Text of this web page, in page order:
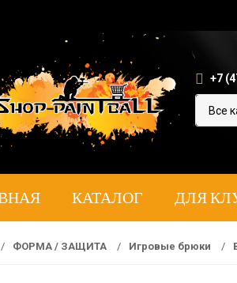
+7
КАТАЛОГ ДЛЯ
/ ФОРМА / ЗАЩИТА / Игровые брюки /